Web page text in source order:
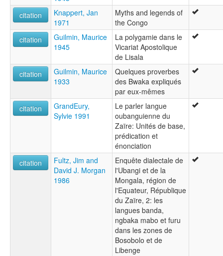
citation
Knappert, Jan
1971
Myths and legends of
the Congo
citation
Guilmin, Maurice
1945
La polygamie dans le
Vicariat Apostolique
de Lisala
citation
Guilmin, Maurice
1933
Quelques proverbes
des Bwaka expliqués
par eux-mêmes
citation
GrandEury,
Sylvie 1991
Le parler langue
oubanguienne du
Zaïre: Unités de base,
prédication et
énonciation
citation
Fultz, Jim and
David J. Morgan
1986
Enquête dialectale de
l'Ubangi et de la
Mongala, région de
l'Equateur, République
du Zaïre, 2: les
langues banda,
ngbaka mabo et furu
dans les zones de
Bosobolo et de
Libenge